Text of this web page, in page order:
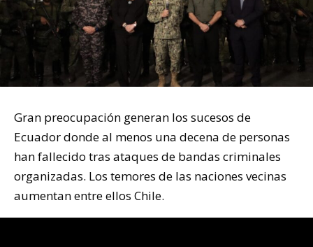
Gran preocupación generan los sucesos de
Ecuador donde al menos una decena de personas
han fallecido tras ataques de bandas criminales
organizadas. Los temores de las naciones vecinas
aumentan entre ellos Chile.